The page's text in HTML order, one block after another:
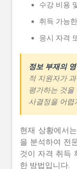
수강 비용
취득 가능
응시 자격
정보 부재의
적 지원자가
평가하는 것을
사결정을 어렵
현재 상황에서
을 분석하여 전
것이 자격 취득
한 방법입니다.